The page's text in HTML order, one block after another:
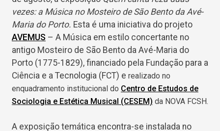
vezes: a Música no Mosteiro de São Bento da Avé-
Maria do Porto. Esta é uma iniciativa do projeto
AVEMUS – A Música em estilo concertante no
antigo Mosteiro de São Bento da Avé-Maria do
Porto (1775-1829), financiado pela Fundação para a
Ciência e a Tecnologia (FCT) e realizado no
enquadramento institucional do Centro de Estudos de
Sociologia e Estética Musical (CESEM) da NOVA FCSH.
A exposição temática encontra-se instalada no